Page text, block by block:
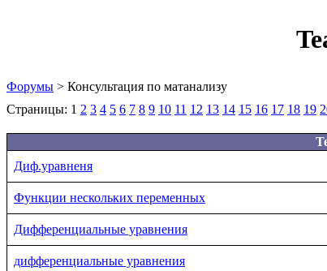
Форумы > Консультация по матанализу
Страницы: 1 2 3 4 5 6 7 8 9 10 11 12 13 14 15 16 17 18 19
Диф.уравненя
Функции нескольких переменных
Дифференциальные уравнения
дифференциальные уравнения